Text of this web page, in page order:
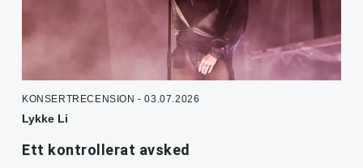
KONSERTRECENSION - 03.07.2026
Lykke Li
Ett kontrollerat avsked